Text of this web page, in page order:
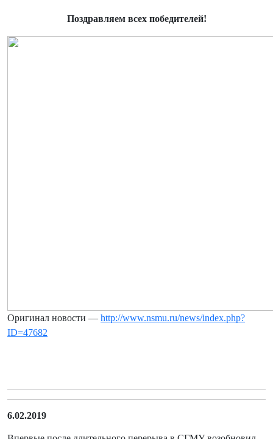
Поздравляем всех победителей!
Оригинал новости — http://www.nsmu.ru/news/index.php?
ID=47682
6.02.2019